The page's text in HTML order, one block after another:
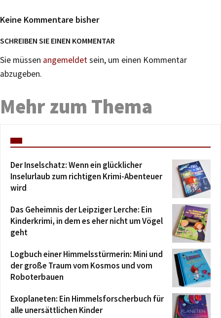
Keine Kommentare bisher
SCHREIBEN SIE EINEN KOMMENTAR
Sie müssen angemeldetsein, um einen Kommentar
abzugeben.
Mehr zum Thema
Der Inselschatz: Wenn ein glücklicher
Inselurlaub zum richtigen Krimi-Abenteuer
wird
Das Geheimnis der Leipziger Lerche: Ein
Kinderkrimi, in dem es eher nicht um Vögel
geht
Logbuch einer Himmelsstürmerin: Mini und
der große Traum vom Kosmos und vom
Roboterbauen
Exoplaneten: Ein Himmelsforscherbuch für
alle unersättlichen Kinder